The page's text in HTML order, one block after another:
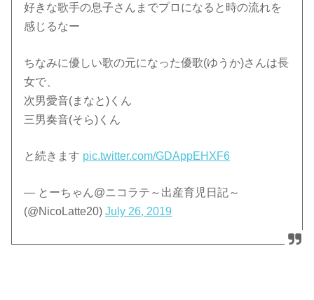
好きな歌手の息子さんまでプロになると時の流れを
感じるなー
ちなみに優しい歌の元になった優歌(ゆうか)さんは長
女で、
次男愛音(まなと)くん
三男奏音(そら)くん
と続きます pic.twitter.com/GDAppEHXF6
— とーちゃん@ニコラテ～出産育児日記～
(@NicoLatte20)July 26, 2019